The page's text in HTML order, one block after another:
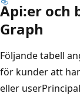
Api:er och
Graph
Följande tabell
för kunder att
eller